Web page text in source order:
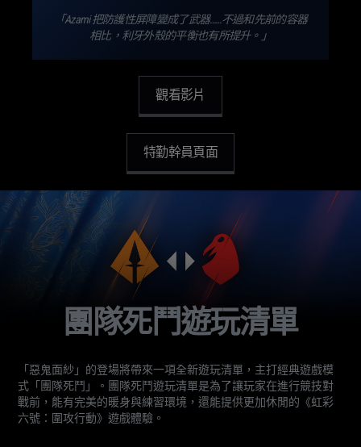
「Azami 把防護性屏障變成了武器……不過和先前的容器
相比，利牙外殼的平衡也有所提升。」
觀看影片
特勤幹員頁面
團隊死鬥遊玩清單
「惡鬼面紗」的登場將帶來一項全新遊玩清單，主打經典遊戲模
式「團隊死鬥」。團隊死鬥遊玩清單是為了讓玩家在進行競技對
戰前，能有完美的暖身與練習環境，還能提供更加休閒的《虹彩
六號：圍攻行動》遊戲體驗。